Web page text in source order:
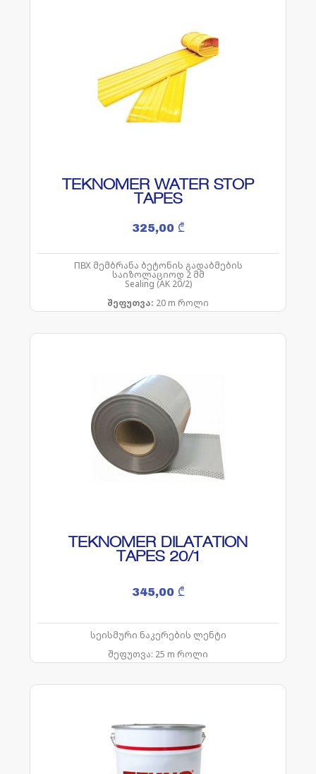
TEKNOMER WATER STOP
TAPES
325,00 ₾
ПВХ მემბრანა ბეტონის გადაბმების
საიზოლაციოდ 2 მმ
Sealing (AK 20/2)
შეფუთვა: 20 m როლი
TEKNOMER DILATATION
TAPES 20/1
345,00 ₾
სეისმური ნაკერების ლენტი
შეფუთვა: 25 m როლი